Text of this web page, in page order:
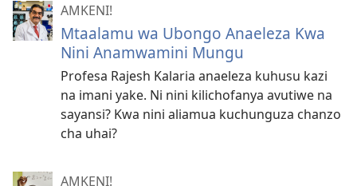
AMKENI!
Mtaalamu wa Ubongo Anaeleza Kwa
Nini Anamwamini Mungu
Profesa Rajesh Kalaria anaeleza kuhusu kazi
na imani yake. Ni nini kilichofanya avutiwe na
sayansi? Kwa nini aliamua kuchunguza chanzo
cha uhai?
AMKENI!